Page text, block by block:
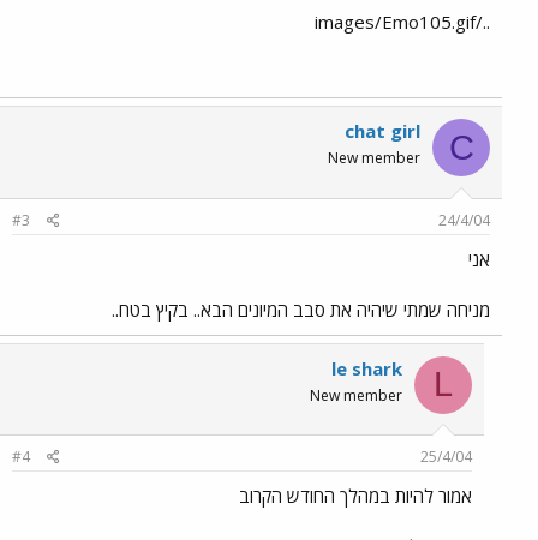
../images/Emo105.gif
C
chat girl
New member
24/4/04
#3
אני
מניחה שמתי שיהיה את סבב המיונים הבא.. בקיץ בטח..
L
le shark
New member
25/4/04
#4
אמור להיות במהלך החודש הקרוב